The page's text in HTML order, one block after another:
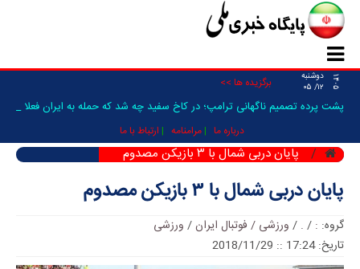
۱۴۰۵
دوشنبه
۱۲/ ۰۵
برگزیده ها >>
پشت پرده تصمیم ناگهانی ترامپ؛ در کاخ سفید چه شد که حمله به ایران فعلا
درباره ما مرامنامه ارتباط با ما
پایان دربی شمال با ۳ بازیکن مصدوم
پایان دربی شمال با ۳ بازیکن مصدوم
گروه: :
/
.
/ ورزشی / فوتبال ایران/ ورزشی
تاریخ: 17:24 :: 2018/11/29